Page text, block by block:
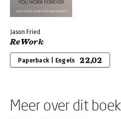
Jason Fried
ReWork
Paperback | Engels 22,02
Meer over dit boek